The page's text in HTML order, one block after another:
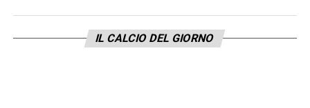
storico colore oro, da anni parte integrante
del design egiziano, è stato bocciato poiché,
IL CALCIO DEL GIORNO